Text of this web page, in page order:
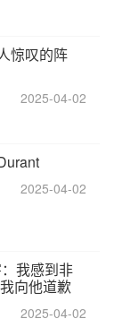
惊叹的阵
2025-04-02
2025-04-02
我感到非
向他道歉
2025-04-02